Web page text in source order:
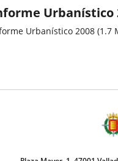
Urbanístico
Urbanístico 2008 (1.7